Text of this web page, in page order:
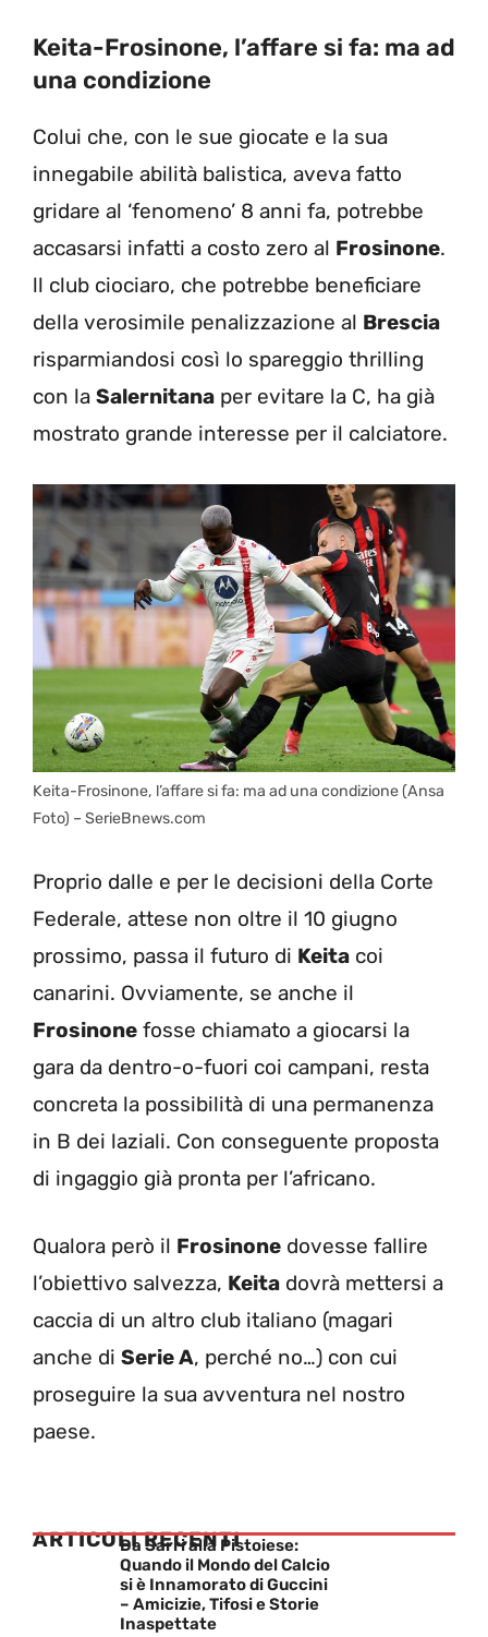
Keita-Frosinone, l’affare si fa: ma ad
una condizione
Colui che, con le sue giocate e la sua
innegabile abilità balistica, aveva fatto
gridare al ‘fenomeno’ 8 anni fa, potrebbe
accasarsi infatti a costo zero al Frosinone.
ll club ciociaro, che potrebbe beneficiare
della verosimile penalizzazione al Brescia
risparmiandosi così lo spareggio thrilling
con la Salernitana per evitare la C, ha già
mostrato grande interesse per il calciatore.
Keita-Frosinone, l’affare si fa: ma ad una condizione (Ansa
Foto) – SerieBnews.com
Proprio dalle e per le decisioni della Corte
Federale, attese non oltre il 10 giugno
prossimo, passa il futuro di Keita coi
canarini. Ovviamente, se anche il
Frosinone fosse chiamato a giocarsi la
gara da dentro-o-fuori coi campani, resta
concreta la possibilità di una permanenza
in B dei laziali. Con conseguente proposta
di ingaggio già pronta per l’africano.
Qualora però il Frosinone dovesse fallire
l’obiettivo salvezza, Keita dovrà mettersi a
caccia di un altro club italiano (magari
anche di Serie A, perché no…) con cui
proseguire la sua avventura nel nostro
paese.
ARTICOLI RECENTI
Da Sarri alla Pistoiese:
Quando il Mondo del Calcio
si è Innamorato di Guccini
– Amicizie, Tifosi e Storie
Inaspettate